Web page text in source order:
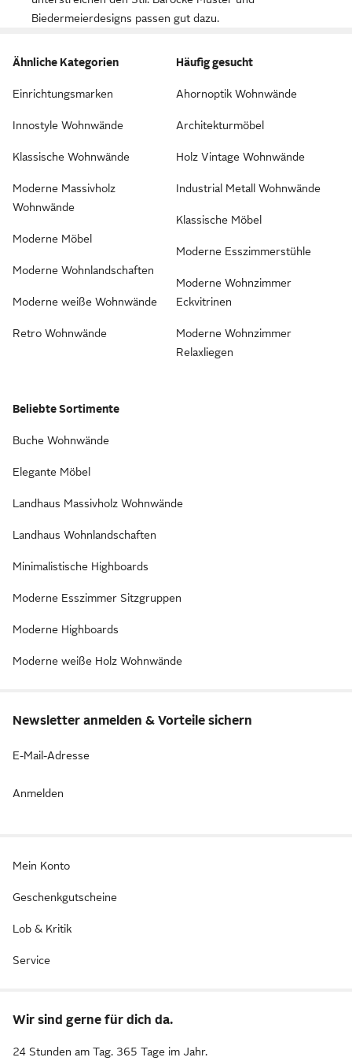
Biedermeierdesigns passen gut dazu.
Ähnliche Kategorien
Einrichtungsmarken
Innostyle Wohnwände
Klassische Wohnwände
Moderne Massivholz
Wohnwände
Moderne Möbel
Moderne Wohnlandschaften
Moderne weiße Wohnwände
Retro Wohnwände
Häufig gesucht
Ahornoptik Wohnwände
Architekturmöbel
Holz Vintage Wohnwände
Industrial Metall Wohnwände
Klassische Möbel
Moderne Esszimmerstühle
Moderne Wohnzimmer
Eckvitrinen
Moderne Wohnzimmer
Relaxliegen
Beliebte Sortimente
Buche Wohnwände
Elegante Möbel
Landhaus Massivholz Wohnwände
Landhaus Wohnlandschaften
Minimalistische Highboards
Moderne Esszimmer Sitzgruppen
Moderne Highboards
Moderne weiße Holz Wohnwände
Newsletter anmelden & Vorteile sichern
E-Mail-Adresse
Anmelden
Mein Konto
Geschenkgutscheine
Lob & Kritik
Service
Wir sind gerne für dich da.
24 Stunden am Tag. 365 Tage im Jahr.